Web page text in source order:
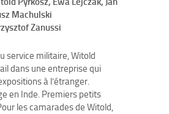
Machulski
Zanussi
service militaire, Witold
dans une entreprise qui
à l’étranger.
en Inde. Premiers petits
les camarades de Witold,